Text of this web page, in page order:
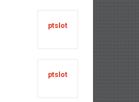
ptslot
ptslot